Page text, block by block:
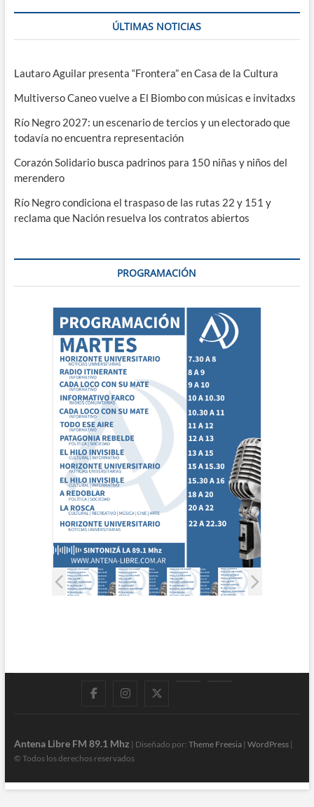
ÚLTIMAS NOTICIAS
Lautaro Aguilar presenta “Frontera” en Casa de la Cultura
Multiverso Caneo vuelve a El Biombo con músicas e invitadxs
Río Negro 2027: un escenario de tercios y un electorado que
todavía no encuentra representación
Corazón Solidario busca padrinos para 150 niñas y niños del
merendero
Río Negro condiciona el traspaso de las rutas 22 y 151 y
reclama que Nación resuelva los contratos abiertos
PROGRAMACIÓN
FacebookInstagram
Antena Libre FM 89.1 Mhz | Diseñado por: Theme Freesia| WordPress|
© Todos los derechos reservados